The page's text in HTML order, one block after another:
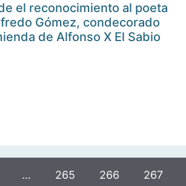
el reconocimiento al poeta
Gómez, condecorado
de Alfonso X El Sabio
… 265 266 267